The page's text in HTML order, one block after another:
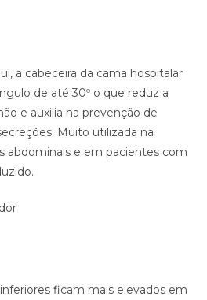
a cabeceira da cama hospitalar
de até 30º o que reduz a
e auxilia na prevenção de
Muito utilizada na
abdominais e em pacientes com
ficam mais elevados em